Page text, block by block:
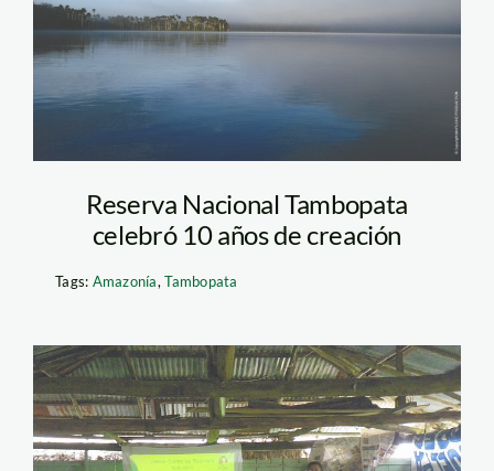
Reserva Nacional Tambopata
celebró 10 años de creación
Tags: Amazonía,Tambopata
taller_elchino_loreto_spda